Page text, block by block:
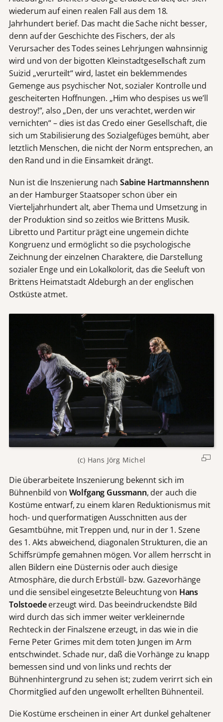
wiederum auf einen realen Fall aus dem 18.
Jahrhundert berief. Das macht die Sache nicht besser,
denn auf der Geschichte des Fischers, der als
Verursacher des Todes seines Lehrjungen wahnsinnig
wird und von der bigotten Kleinstadtgesellschaft zum
Suizid „verurteilt“ wird, lastet ein beklemmendes
Gemenge aus psychischer Not, sozialer Kontrolle und
gescheiterten Hoffnungen. „Him who despises us we’ll
destroy!”, also „Den, der uns verachtet, werden wir
vernichten“ – dies ist das Credo einer Gesellschaft, die
sich um Stabilisierung des Sozialgefüges bemüht, aber
letztlich Menschen, die nicht der Norm entsprechen, an
den Rand und in die Einsamkeit drängt.
Nun ist die Inszenierung nachSabine Hartmannshenn
an der Hamburger Staatsoper schon über ein
Vierteljahrhundert alt, aber Thema und Umsetzung in
der Produktion sind so zeitlos wie Brittens Musik.
Libretto und Partitur prägt eine ungemein dichte
Kongruenz und ermöglicht so die psychologische
Zeichnung der einzelnen Charaktere, die Darstellung
sozialer Enge und ein Lokalkolorit, das die Seeluft von
Brittens Heimatstadt Aldeburgh an der englischen
Ostküste atmet.
(c) Hans Jörg Michel
Die überarbeitete Inszenierung bekennt sich im
Bühnenbild von Wolfgang Gussmann, der auch die
Kostüme entwarf, zu einem klaren Reduktionismus mit
hoch- und querformatigen Ausschnitten aus der
Gesamtbühne, mit Treppen und, nur in der 1. Szene
des 1. Akts abweichend, diagonalen Strukturen, die an
Schiffsrümpfe gemahnen mögen. Vor allem herrscht in
allen Bildern eine Düsternis oder auch diesige
Atmosphäre, die durch Erbstüll- bzw. Gazevorhänge
und die sensibel eingesetzte Beleuchtung von Hans
Tolstoedeerzeugt wird. Das beeindruckendste Bild
wird durch das sich immer weiter verkleinernde
Rechteck in der Finalszene erzeugt, in das wie in die
Ferne Peter Grimes mit dem toten Jungen im Arm
entschwindet. Schade nur, daß die Vorhänge zu knapp
bemessen sind und von links und rechts der
Bühnenhintergrund zu sehen ist; zudem verirrt sich ein
Chormitglied auf den ungewollt erhellten Bühnenteil.
Die Kostüme erscheinen in einer Art dunkel gehaltener